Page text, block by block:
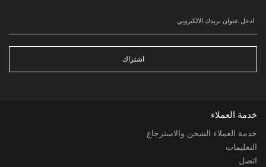
اشتراك
خدمة العملاء
خدمة العملاء الشحن والاسترجاع
التعليمات
اتصل